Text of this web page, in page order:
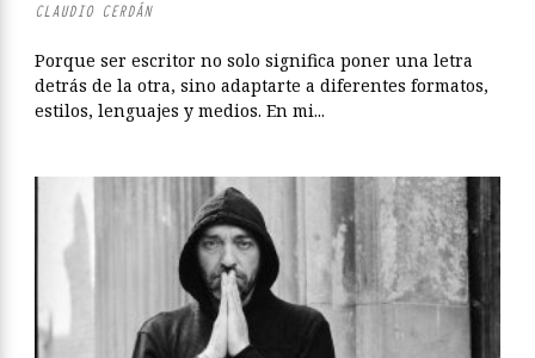
CLAUDIO CERDÁN
Porque ser escritor no solo significa poner una letra
detrás de la otra, sino adaptarte a diferentes formatos,
estilos, lenguajes y medios. En mi...